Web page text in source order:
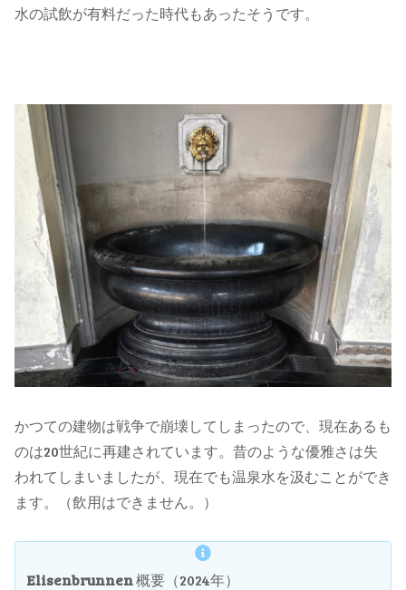
水の試飲が有料だった時代もあったそうです。
かつての建物は戦争で崩壊してしまったので、現在あるも
のは20世紀に再建されています。昔のような優雅さは失
われてしまいましたが、現在でも温泉水を汲むことができ
ます。（飲用はできません。）
Elisenbrunnen概要（2024年）